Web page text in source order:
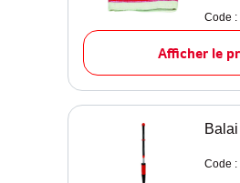
Code
Afficher le
Code :